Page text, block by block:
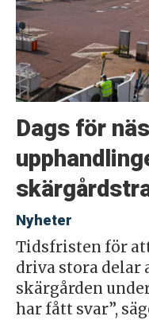
Dags för
Nyheter
Tidsfristen för
driva stora delar
skärgården
har fått svar”,